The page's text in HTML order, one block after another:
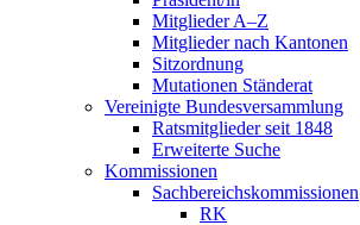
Mitglieder A–Z
Mitglieder nach Kantonen
Sitzordnung
Mutationen Ständerat
Vereinigte Bundesversammlung
Ratsmitglieder seit 1848
Erweiterte Suche
Kommissionen
Sachbereichskommissionen
RK